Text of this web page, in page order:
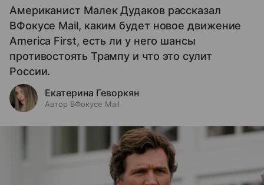
Американист Малек Дудаков рассказал
ВФокусе Mail, каким будет новое движение
America First, есть ли у него шансы
противостоять Трампу и что это сулит
России.
Екатерина Геворкян
Автор ВФокусе Mail